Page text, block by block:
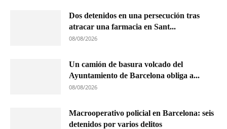
Dos detenidos en una persecución tras
atracar una farmacia en Sant...
08/08/2026
Un camión de basura volcado del
Ayuntamiento de Barcelona obliga a...
08/08/2026
Macrooperativo policial en Barcelona: seis
detenidos por varios delitos